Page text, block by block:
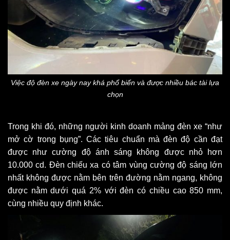
Việc độ đèn xe ngày nay khá phổ biến và được nhiều bác tài lựa
chọn
Trong khi đó, những người kinh doanh mảng đèn xe “như
mở cờ trong bụng”. Các tiêu chuẩn mà đèn độ cần đạt
được như cường độ ánh sáng không được nhỏ hơn
10.000 cd. Đèn chiếu xa có tâm vùng cường độ sáng lớn
nhất không được nằm bên trên đường nằm ngang, không
được nằm dưới quá 2% với đèn có chiều cao 850 mm,
cùng nhiều quy định khác.